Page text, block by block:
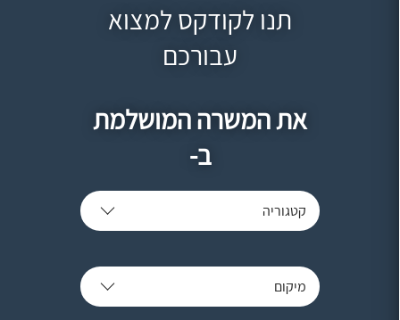
תנו לקודקס למצוא
עבורכם
את המשרה המושלמת
ב-
קטגוריה
מיקום